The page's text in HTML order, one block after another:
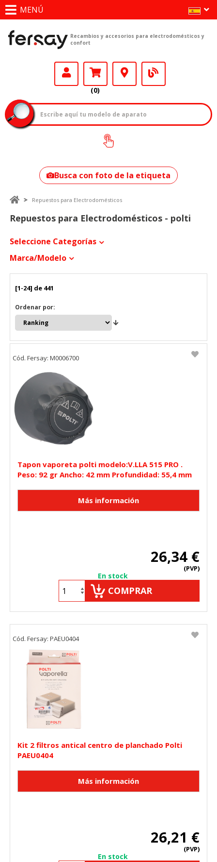
MENÚ
Recambios y accesorios para electrodomésticos y
confort
(0)
¿Cómo encontrar
tu modelo?
Busca con foto de la etiqueta
Repuestos para Electrodomésticos
Repuestos para Electrodomésticos - polti
Seleccione Categorías
Marca/modelo
[1-24] de 441
Ordenar por:
Tapon vaporeta polti modelo:V.LLA 515 PRO .
Peso: 92 gr Ancho: 42 mm Profundidad: 55,4 mm
26,34 €
(PVP)
En stock
COMPRAR
Cód. Fersay: M0006700
Kit 2 filtros antical centro de planchado Polti
PAEU0404
26,21 €
(PVP)
En stock
Cód. Fersay: PAEU0404